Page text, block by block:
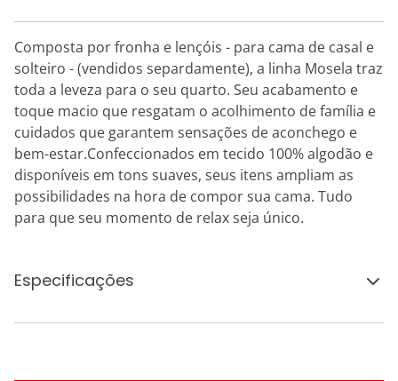
Composta por fronha e lençóis - para cama de casal e
solteiro - (vendidos separdamente), a linha Mosela traz
toda a leveza para o seu quarto. Seu acabamento e
toque macio que resgatam o acolhimento de família e
cuidados que garantem sensações de aconchego e
bem-estar.Confeccionados em tecido 100% algodão e
disponíveis em tons suaves, seus itens ampliam as
possibilidades na hora de compor sua cama. Tudo
para que seu momento de relax seja único.
Especificações